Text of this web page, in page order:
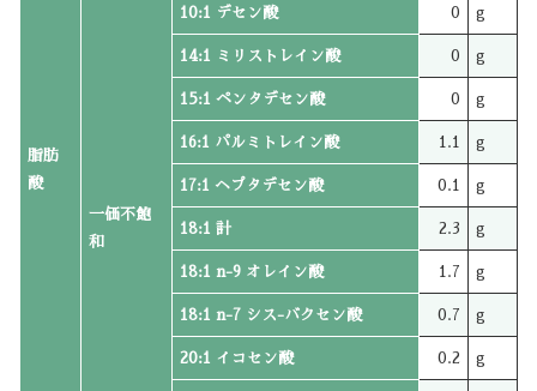
脂肪
酸
一価不飽
和
10:1 デセン酸 0 g
14:1 ミリストレイン酸 0 g
15:1 ペンタデセン酸 0 g
16:1 パルミトレイン酸 1.1 g
17:1 ヘプタデセン酸 0.1 g
18:1 計 2.3 g
18:1 n-9 オレイン酸 1.7 g
18:1 n-7 シス-バクセン酸 0.7 g
20:1 イコセン酸 0.2 g